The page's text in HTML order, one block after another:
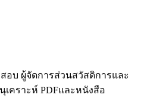
อบ ผู้จัดการส่วนสวัสดิการและ
คราะห์ PDFและหนังสือ